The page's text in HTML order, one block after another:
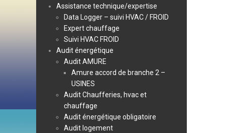
Assistance technique/expertise
Data Logger – suivi HVAC / FROID
Expert chauffage
Suivi HVAC FROID
Audit énergétique
Audit AMURE
Amure accord de branche 2 –
USINES
Audit Chaufferies, hvac et
chauffage
Audit énergétique obligatoire
Audit logement